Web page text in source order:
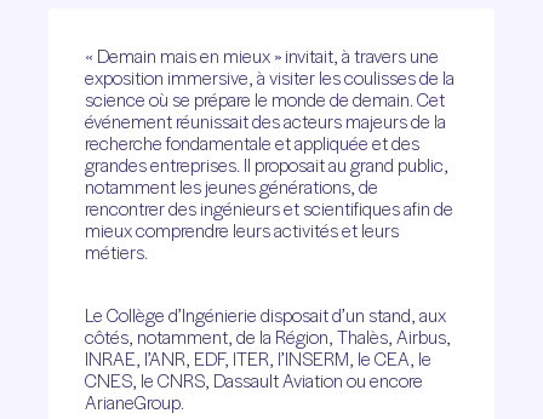
« Demain mais en mieux » invitait, à travers une
exposition immersive, à visiter les coulisses de la
science où se prépare le monde de demain. Cet
événement réunissait des acteurs majeurs de la
recherche fondamentale et appliquée et des
grandes entreprises. Il proposait au grand public,
notamment les jeunes générations, de
rencontrer des ingénieurs et scientifiques afin de
mieux comprendre leurs activités et leurs
métiers.
Le Collège d’Ingénierie disposait d’un stand, aux
côtés, notamment, de la Région, Thalès, Airbus,
INRAE, l’ANR, EDF, ITER, l’INSERM, le CEA, le
CNES, le CNRS, Dassault Aviation ou encore
ArianeGroup.